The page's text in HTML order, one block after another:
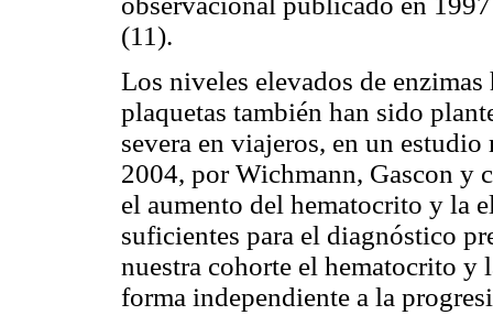
(11).
Los niveles elevados de
plaquetas también han sido
severa en viajeros, en un
2004, por Wichmann, Gascon y
el aumento del hematocrito y la
suficientes para el diagnóstico
nuestra cohorte el hematocrito y
forma independiente a la